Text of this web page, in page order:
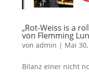
„Rot-Weiss is a
von Flemming
von admin | Mai
Bilanz einer nicht